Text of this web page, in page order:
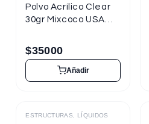
Polvo Acrílico Clear
30gr Mixcoco USA
$35000
Añadir
Destacado
ESTRUCTURAS, LÍQUIDOS